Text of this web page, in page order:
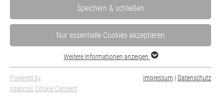
Speichern & schließen
Nur essentielle Cookies akzeptieren
Weitere Informationen anzeigen
Powered by
sgalinski Cookie Consent
Impressum | Datenschutz